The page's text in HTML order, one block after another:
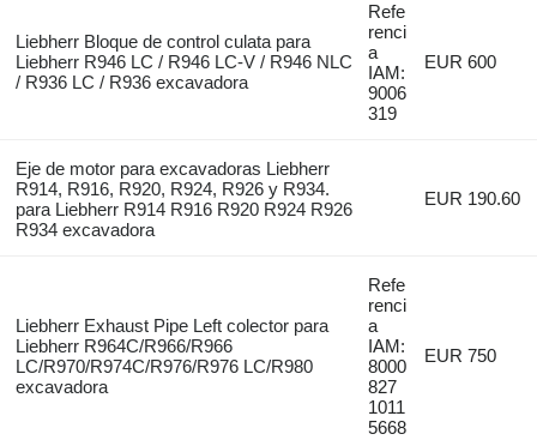
Liebherr Bloque de control culata para
Liebherr R946 LC / R946 LC-V / R946 NLC
/ R936 LC / R936 excavadora
Refe
renci
a
IAM:
9006
319
EUR 600
Eje de motor para excavadoras Liebherr
R914, R916, R920, R924, R926 y R934.
para Liebherr R914 R916 R920 R924 R926
R934 excavadora
EUR 190.60
Liebherr Exhaust Pipe Left colector para
Liebherr R964C/R966/R966
LC/R970/R974C/R976/R976 LC/R980
excavadora
Refe
renci
a
IAM:
8000
827
1011
5668
EUR 750